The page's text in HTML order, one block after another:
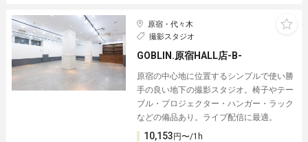
原宿・代々木
撮影スタジオ
GOBLIN.原宿HALL店-B-
原宿の中心地に位置するシンプルで使い勝
手の良い地下の撮影スタジオ。椅子やテー
ブル・プロジェクター・ハンガー・ラック
などの備品あり。ライブ配信に最適。
10,153円〜/1h